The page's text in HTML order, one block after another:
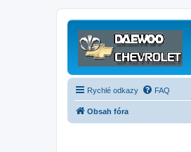
Rychlé odkazy FAQ
Obsah fóra